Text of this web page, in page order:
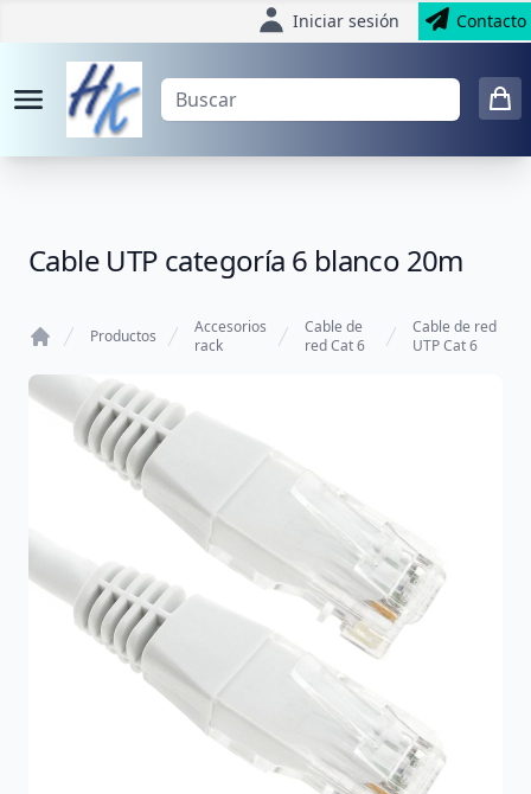
Iniciar sesión Contacto
Cable UTP categoría 6 blanco 20m
Productos
Accesorios
rack
Cable de
red Cat 6
Cable de red
UTP Cat 6